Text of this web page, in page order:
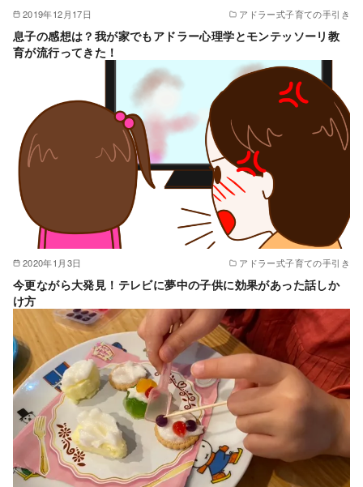
2019年12月17日 アドラー式子育ての手引き
息子の感想は？我が家でもアドラー心理学とモンテッソーリ教
育が流行ってきた！
2020年1月3日 アドラー式子育ての手引き
今更ながら大発見！テレビに夢中の子供に効果があった話しか
け方